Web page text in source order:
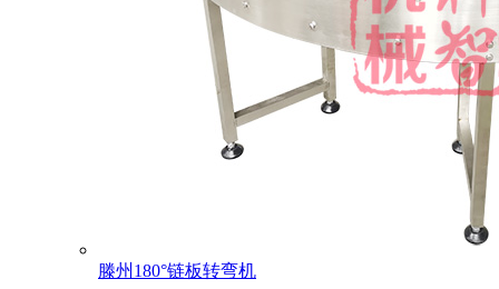
滕州180°链板转弯机